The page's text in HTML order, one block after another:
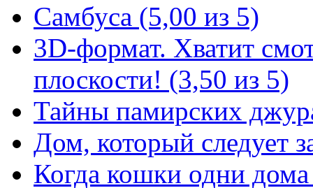
Самбуса (5,00 из 5)
3D-формат. Хватит
плоскости! (3,50 из 5)
Тайны памирских
Дом, который следует
Когда кошки одни